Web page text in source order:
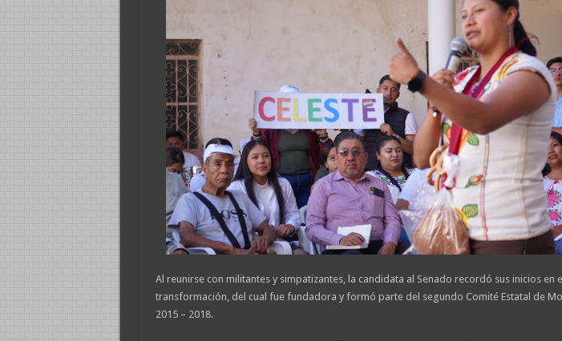
Al reunirse con militantes y simpatizantes, la candidata al Senado recordó sus inicios en
transformación, del cual fue fundadora y formó parte del segundo Comité Estatal de
2015 – 2018.